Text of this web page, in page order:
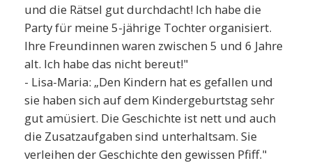
und die Rätsel gut durchdacht! Ich habe die
Party für meine 5-jährige Tochter organisiert.
Ihre Freundinnen waren zwischen 5 und 6 Jahre
alt. Ich habe das nicht bereut!"
- Lisa-Maria: „Den Kindern hat es gefallen und
sie haben sich auf dem Kindergeburtstag sehr
gut amüsiert. Die Geschichte ist nett und auch
die Zusatzaufgaben sind unterhaltsam. Sie
verleihen der Geschichte den gewissen Pfiff."